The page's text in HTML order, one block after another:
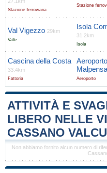
Stazione ferroviaria
Stazione
Val Vigezzo 29km
Valle
Isola
31.2km
Isola
Cascina della Costa
33.4km
Fattoria
Malpensa
Aeroporto
ATTIVITÀ E
LIBERO NELLE
CASSANO
Non abbiamo fornito alcun numero di